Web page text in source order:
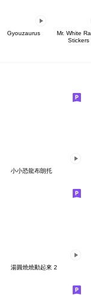
Gyouzaurus
Mr. White
Stickers
小小恐龍布朗托
湯圓燒燒動起來 2